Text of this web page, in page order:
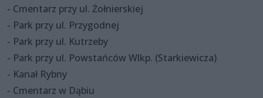
- Cmentarz przy ul. Żołnierskiej
- Park przy ul. Przygodnej
- Park przy ul. Kutrzeby
- Park przy ul. Powstańców Wlkp. (Starkiewicza)
- Kanał Rybny
- Cmentarz w Dąbiu